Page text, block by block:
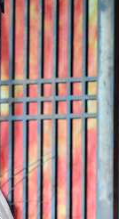
텍스 url 복